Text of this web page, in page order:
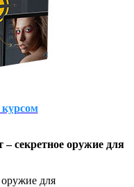
секретное оружие для
для